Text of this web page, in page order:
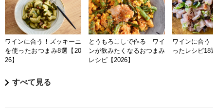
ワインに合う！ズッキーニ
を使ったおつまみ8選【20
26】
とうもろこしで作る ワイ
ンが飲みたくなるおつまみ
レシピ【2026】
ワインに合う
ったレシピ18
すべて見る